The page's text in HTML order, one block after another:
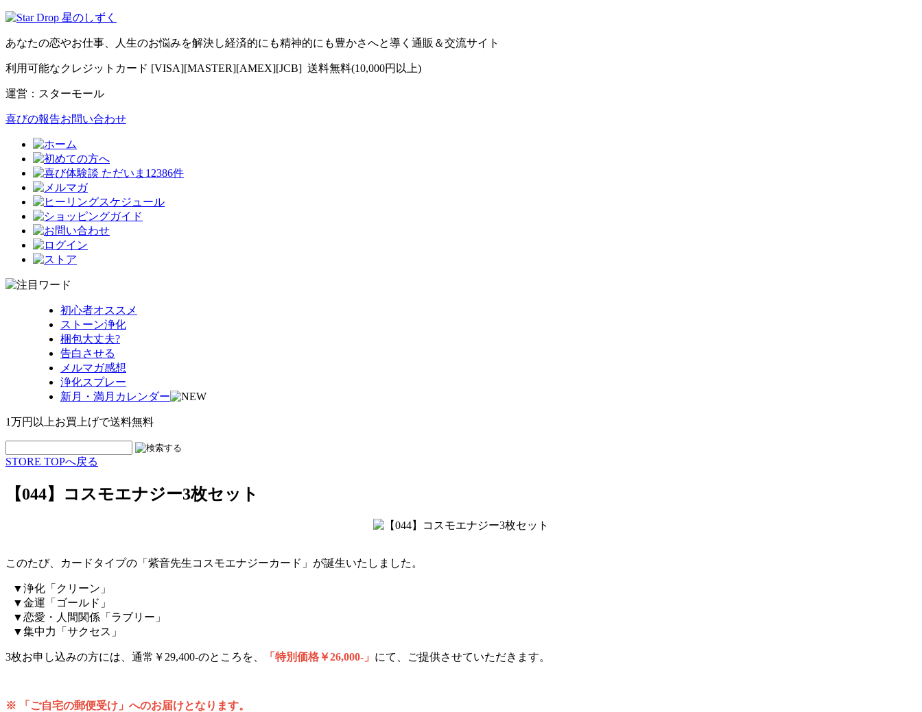
あなたの恋やお仕事、人生のお悩みを解決し経済的にも精神的にも豊かさへと導く通販＆交流サイト
利用可能なクレジットカード [VISA][MASTER][AMEX][JCB] 送料無料(10,000円以上)
運営：スターモール
喜びの報告お問い合わせ
ただいま12386件
初心者オススメ
ストーン浄化
梱包大丈夫?
告白させる
メルマガ感想
浄化スプレー
新月・満月カレンダー
1万円以上お買上げで送料無料
STORE TOPへ戻る
【044】コスモエナジー3枚セット
このたび、カードタイプの「紫音先生コスモエナジーカード」が誕生いたしました。
▼浄化「クリーン」
▼金運「ゴールド」
▼恋愛・人間関係「ラブリー」
▼集中力「サクセス」
3枚お申し込みの方には、通常￥29,400-のところを、 「特別価格￥26,000-」 にて、ご提供させていただきます。
※ 「ご自宅の郵便受け」へのお届けとなります。